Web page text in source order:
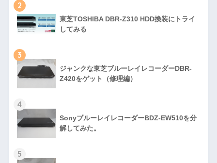
2
東芝TOSHIBA DBR-Z310 HDD換装にトライ
してみる
3
ジャンクな東芝ブルーレイレコーダーDBR-
Z420をゲット（修理編）
4
SonyブルーレイレコーダーBDZ-EW510を分
解してみた。
5